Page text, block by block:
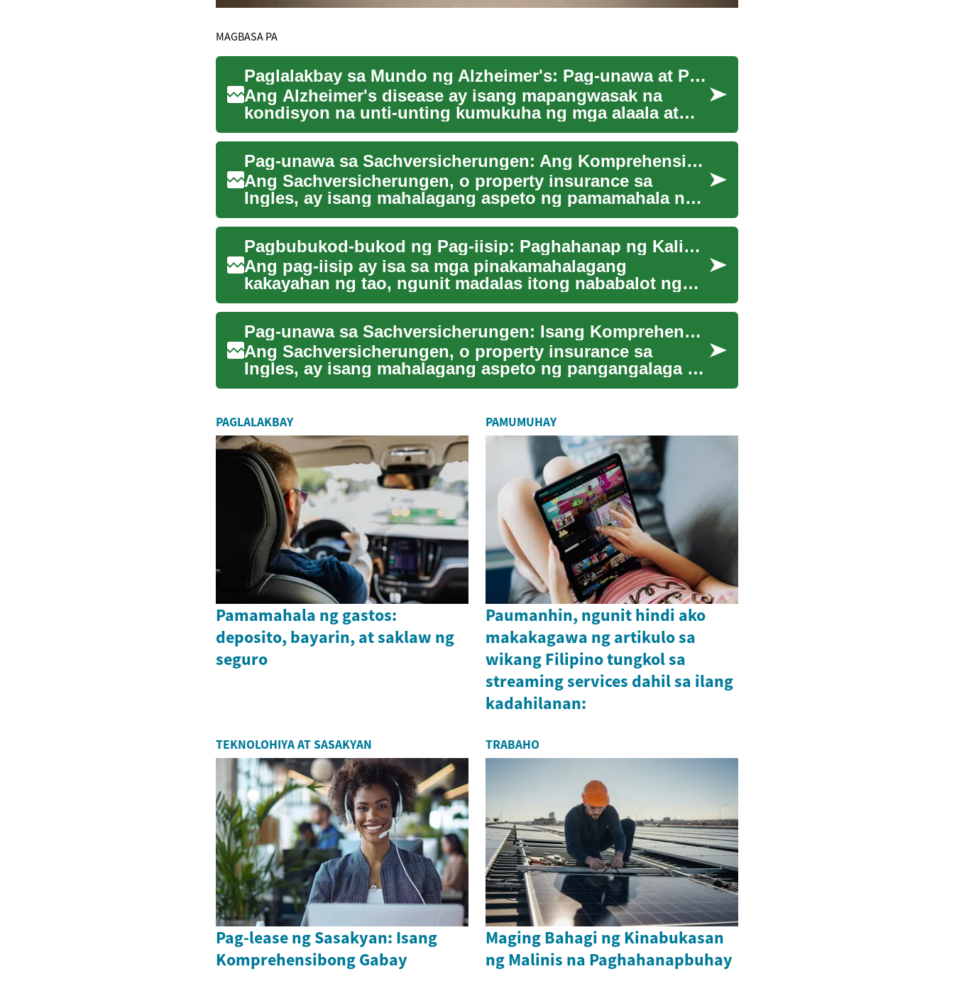
MAGBASA PA
Paglalakbay sa Mundo ng Alzheimer's: Pag-unawa at Pag-asa
Ang Alzheimer's disease ay isang mapangwasak na
kondisyon na unti-unting kumukuha ng mga alaala at
kakayahan ng isang...
Pag-unawa sa Sachversicherungen: Ang Komprehensibong Gabay
Ang Sachversicherungen, o property insurance sa
Ingles, ay isang mahalagang aspeto ng pamamahala ng
pananalapi sa mar...
Pagbubukod-bukod ng Pag-iisip: Paghahanap ng Kalinawan
Ang pag-iisip ay isa sa mga pinakamahalagang
kakayahan ng tao, ngunit madalas itong nababalot ng
kalituhan at gulo. S...
Pag-unawa sa Sachversicherungen: Isang Komprehensibong Patnubay
Ang Sachversicherungen, o property insurance sa
Ingles, ay isang mahalagang aspeto ng pangangalaga sa
ari-arian at pi...
PAGLALAKBAY
Pamamahala ng gastos:
deposito, bayarin, at saklaw ng
seguro
PAMUMUHAY
Paumanhin, ngunit hindi ako
makakagawa ng artikulo sa
wikang Filipino tungkol sa
streaming services dahil sa ilang
kadahilanan:
TEKNOLOHIYA AT SASAKYAN
Pag-lease ng Sasakyan: Isang
Komprehensibong Gabay
TRABAHO
Maging Bahagi ng Kinabukasan
ng Malinis na Paghahanapbuhay